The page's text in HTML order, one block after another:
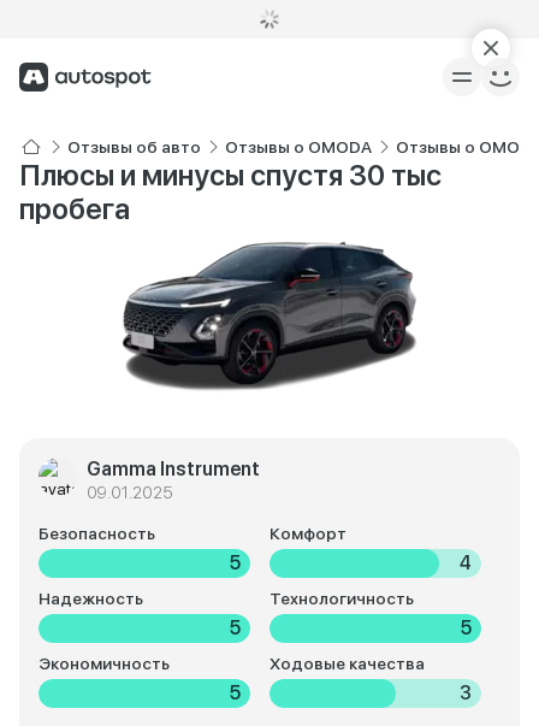
Отзывы об авто Отзывы о OMODA Отзывы о
Плюсы и минусы спустя 30 тыс
пробега
Gamma Instrument
09.01.2025
Безопасность
5
Комфорт
4
Надежность
5
Технологичность
5
Экономичность
5
Ходовые качества
3